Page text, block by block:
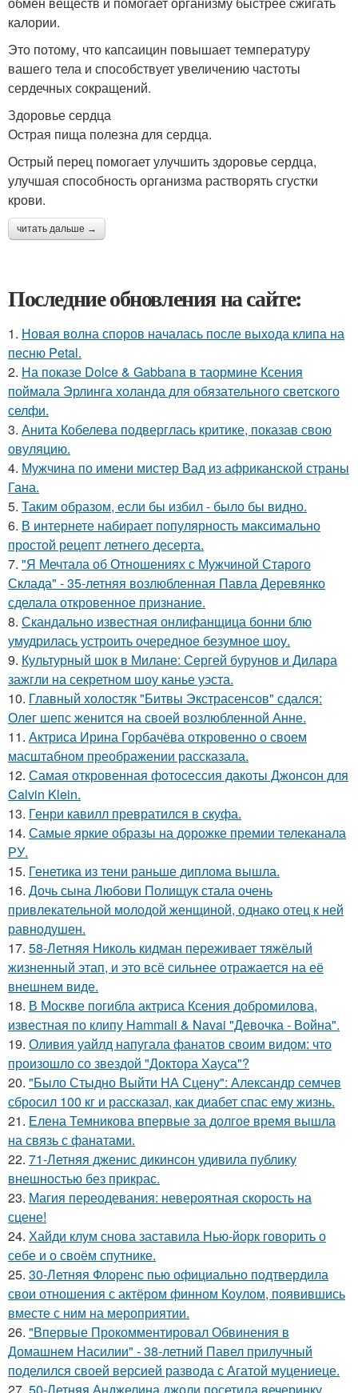
калории.
Это потому, что капсаицин повышает температуру
вашего тела и способствует увеличению частоты
сердечных сокращений.
Здоровье сердца
Острая пища полезна для сердца.
Острый перец помогает улучшить здоровье сердца,
улучшая способность организма растворять сгустки
крови.
читать дальше →
Последние обновления на сайте:
1. Новая волна споров началась после выхода клипа на
песню Petal.
2. На показе Dolce & Gabbana в таормине Ксения
поймала Эрлинга холанда для обязательного светского
селфи.
3. Анита Кобелева подверглась критике, показав свою
овуляцию.
4. Мужчина по имени мистер Вад из африканской страны
Гана.
5. Таким образом, если бы избил - было бы видно.
6. В интернете набирает популярность максимально
простой рецепт летнего десерта.
7. "Я Мечтала об Отношениях с Мужчиной Старого
Склада" - 35-летняя возлюбленная Павла Деревянко
сделала откровенное признание.
8. Скандально известная онлифанщица бонни блю
умудрилась устроить очередное безумное шоу.
9. Культурный шок в Милане: Сергей бурунов и Дилара
зажгли на секретном шоу канье уэста.
10. Главный холостяк "Битвы Экстрасенсов" сдался:
Олег шепс женится на своей возлюбленной Анне.
11. Актриса Ирина Горбачёва откровенно о своем
масштабном преображении рассказала.
12. Самая откровенная фотосессия дакоты Джонсон для
Calvin Klein.
13. Генри кавилл превратился в скуфа.
14. Самые яркие образы на дорожке премии телеканала
РУ.
15. Генетика из тени раньше диплома вышла.
16. Дочь сына Любови Полищук стала очень
привлекательной молодой женщиной, однако отец к ней
равнодушен.
17. 58-Летняя Николь кидман переживает тяжёлый
жизненный этап, и это всё сильнее отражается на её
внешнем виде.
18. В Москве погибла актриса Ксения добромилова,
известная по клипу Hammali & Navai "Девочка - Война".
19. Оливия уайлд напугала фанатов своим видом: что
произошло со звездой "Доктора Хауса"?
20. "Было Стыдно Выйти НА Сцену": Александр семчев
сбросил 100 кг и рассказал, как диабет спас ему жизнь.
21. Елена Темникова впервые за долгое время вышла
на связь с фанатами.
22. 71-Летняя дженис дикинсон удивила публику
внешностью без прикрас.
23. Магия переодевания: невероятная скорость на
сцене!
24. Хайди клум снова заставила Нью-йорк говорить о
себе и о своём спутнике.
25. 30-Летняя Флоренс пью официально подтвердила
свои отношения с актёром финном Коулом, появившись
вместе с ним на мероприятии.
26. "Впервые Прокомментировал Обвинения в
Домашнем Насилии" - 38-летний Павел прилучный
поделился своей версией развода с Агатой муцениеце.
27. 50-Летняя Анджелина джоли посетила вечеринку